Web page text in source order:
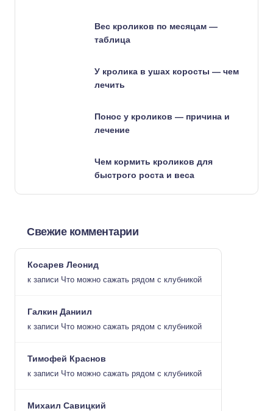
Вес кроликов по месяцам —
таблица
У кролика в ушах коросты — чем
лечить
Понос у кроликов — причина и
лечение
Чем кормить кроликов для
быстрого роста и веса
Свежие комментарии
Косарев Леонид
к записи Что можно сажать рядом с клубникой
Галкин Даниил
к записи Что можно сажать рядом с клубникой
Тимофей Краснов
к записи Что можно сажать рядом с клубникой
Михаил Савицкий